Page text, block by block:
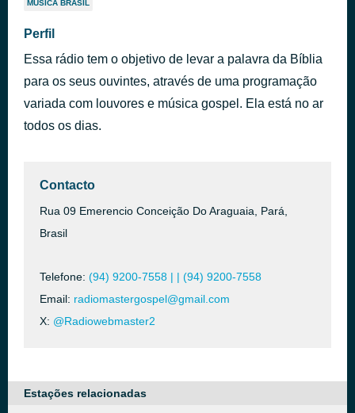
MÚSICA BRASIL
Perfil
Essa rádio tem o objetivo de levar a palavra da Bíblia
para os seus ouvintes, através de uma programação
variada com louvores e música gospel. Ela está no ar
todos os dias.
Contacto
Rua 09 Emerencio Conceição Do Araguaia, Pará,
Brasil
Telefone: (94) 9200-7558 | | (94) 9200-7558
Email: radiomastergospel@gmail.com
X: @Radiowebmaster2
Estações relacionadas